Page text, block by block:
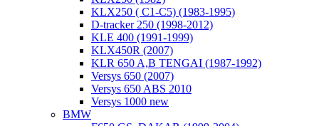
KLX250 ( C1-C5) (1983-1995)
D-tracker 250 (1998-2012)
KLE 400 (1991-1999)
KLX450R (2007)
KLR 650 A,B TENGAI (1987-1992)
Versys 650 (2007)
Versys 650 ABS 2010
Versys 1000 new
BMW